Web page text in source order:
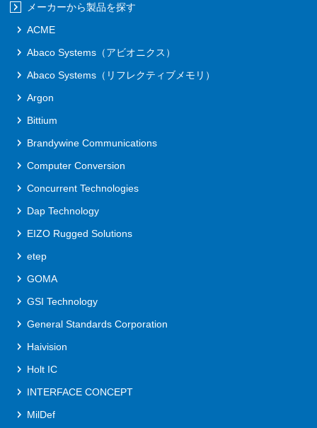
メーカーから製品を探す
ACME
Abaco Systems（アビオニクス）
Abaco Systems（リフレクティブメモリ）
Argon
Bittium
Brandywine Communications
Computer Conversion
Concurrent Technologies
Dap Technology
EIZO Rugged Solutions
etep
GOMA
GSI Technology
General Standards Corporation
Haivision
Holt IC
INTERFACE CONCEPT
MilDef